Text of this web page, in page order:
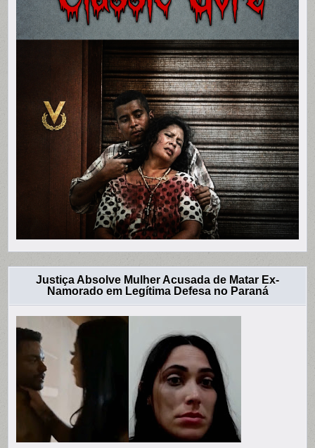
Justiça Absolve Mulher Acusada de Matar Ex-
Namorado em Legítima Defesa no Paraná